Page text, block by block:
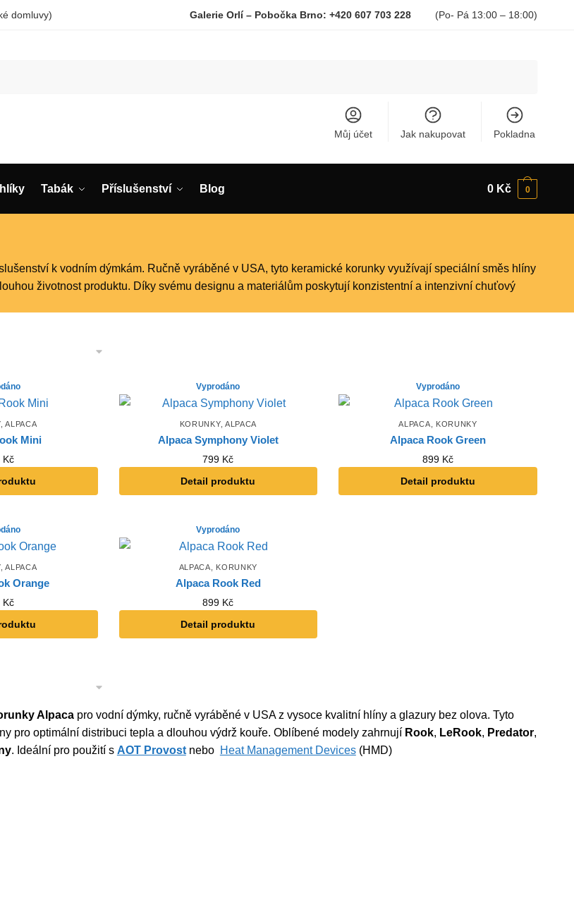
domluvy) Galerie Orlí – Pobočka Brno: +420 607 703 228 (Po- Pá 13:00 – 18:00)
Můj účet Jak nakupovat Pokladna
Tabák Příslušenství Blog 0 Kč 0
k vodním dýmkám. Ručně vyráběné v USA, tyto keramické korunky využívají speciální směs hlíny
životnost produktu. Díky svému designu a materiálům poskytují konzistentní a intenzivní chuťový
,ALPACA
Mini
Kč
KORUNKY, ALPACA
Alpaca Symphony Violet
799 Kč
Detail produktu
ALPACA, KORUNKY
Alpaca Rook Green
899 Kč
Detail produktu
,ALPACA
Orange
Kč
ALPACA, KORUNKY
Alpaca Rook Red
899 Kč
Detail produktu
Alpacapro vodní dýmky, ručně vyráběné v USA z vysoce kvalitní hlíny a glazury bez olova. Tyto
pro optimální distribuci tepla a dlouhou výdrž kouře. Oblíbené modely zahrnují Rook, LeRook, Predator,
. Ideální pro použití s AOT Provostnebo Heat Management Devices(HMD)